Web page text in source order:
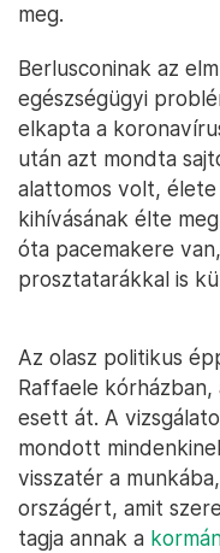
meg.
Berlusconinak az
egészségügyi
elkapta a
után azt mondta
alattomos volt,
kihívásának élte
óta pacemakere
prosztatarákkal is
Az olasz politikus
Raffaele
esett át. A
mondott
visszatér a
országért, amit
tagja annak a